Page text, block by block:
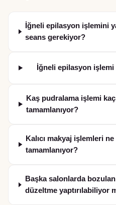
İğneli epilasyon işlemini
seans gerekiyor?
İğneli epilasyon
Kaş pudralama işlemi
tamamlanıyor?
Kalıcı makyaj işlemleri
tamamlanıyor?
Başka salonlarda
düzeltme yaptırılabiliyor